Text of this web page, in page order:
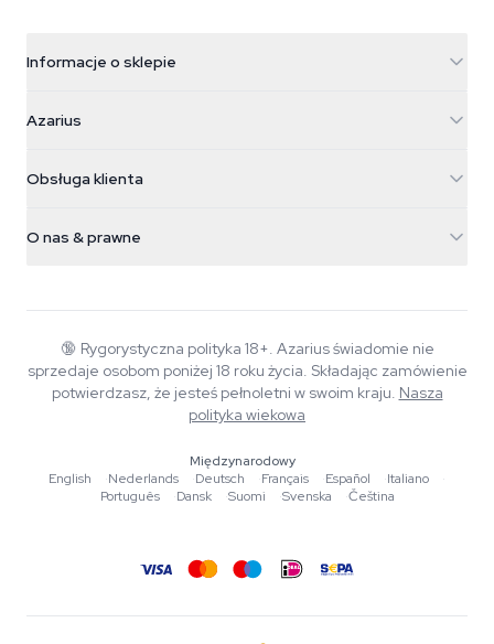
Informacje o sklepie
Galvaniweg 11
Nederland
+31(0)204897914
Azarius
Magiczne grzyby
Smokeshop
Obsługa klienta
Polityka zwrotów
Polityka prywatności
O nas & prawne
Wiki
Muzyka
Narzędzia i kalkulatory
🔞 Rygorystyczna polityka 18+. Azarius świadomie nie
sprzedaje osobom poniżej 18 roku życia. Składając zamówienie
potwierdzasz, że jesteś pełnoletni w swoim kraju. Nasza
polityka wiekowa
Międzynarodowy
English
·Nederlands ·Deutsch ·Français ·Español ·Italiano
·
Português
·Dansk ·Suomi ·Svenska ·Čeština